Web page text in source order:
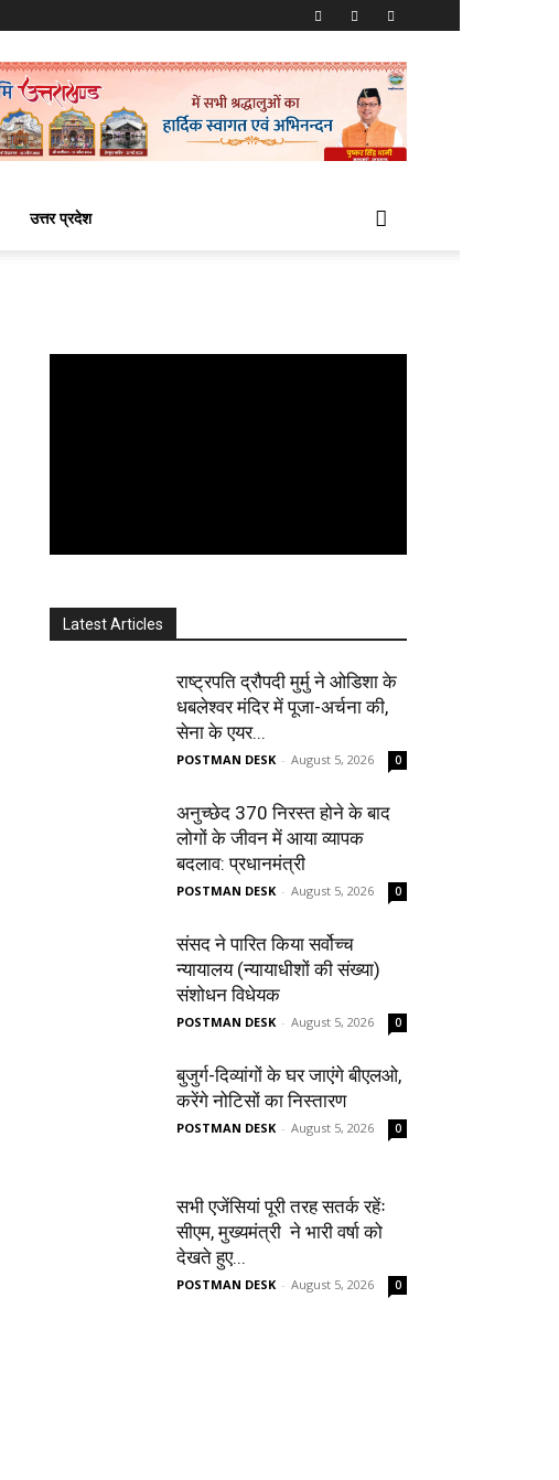
उत्तर प्रदेश
Latest Articles
राष्ट्रपति द्रौपदी मुर्मु ने ओडिशा के
धबलेश्वर मंदिर में पूजा-अर्चना की,
सेना के एयर...
POSTMAN DESK - August 5, 2026 0
अनुच्छेद 370 निरस्त होने के बाद
लोगों के जीवन में आया व्यापक
बदलाव: प्रधानमंत्री
POSTMAN DESK - August 5, 2026 0
संसद ने पारित किया सर्वोच्च
न्यायालय (न्यायाधीशों की संख्या)
संशोधन विधेयक
POSTMAN DESK - August 5, 2026 0
बुजुर्ग-दिव्यांगों के घर जाएंगे बीएलओ,
करेंगे नोटिसों का निस्तारण
POSTMAN DESK - August 5, 2026 0
सभी एजेंसियां पूरी तरह सतर्क रहेंः
सीएम, मुख्यमंत्री ने भारी वर्षा को
देखते हुए...
POSTMAN DESK - August 5, 2026 0